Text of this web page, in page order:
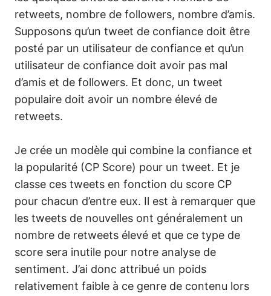
retweets, nombre de followers, nombre d’amis.
Supposons qu’un tweet de confiance doit être
posté par un utilisateur de confiance et qu’un
utilisateur de confiance doit avoir pas mal
d’amis et de followers. Et donc, un tweet
populaire doit avoir un nombre élevé de
retweets.
Je crée un modèle qui combine la confiance et
la popularité (CP Score) pour un tweet. Et je
classe ces tweets en fonction du score CP
pour chacun d’entre eux. Il est à remarquer que
les tweets de nouvelles ont généralement un
nombre de retweets élevé et que ce type de
score sera inutile pour notre analyse de
sentiment. J’ai donc attribué un poids
relativement faible à ce genre de contenu lors